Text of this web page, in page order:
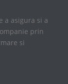
a asigura si a
prin
si